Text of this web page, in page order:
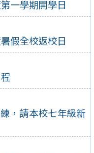
一學期開學日
假全校返校日
，請本校七年級新